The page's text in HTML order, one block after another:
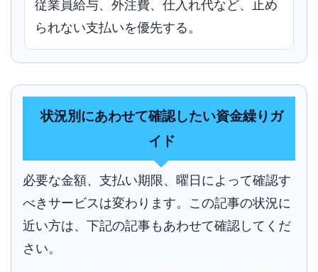
従業員給与、外注費、仕入れ代など、止め
られない支払いを優先する。
状況別にあわせて確認したい資金繰りガ
イド
必要な金額、支払い期限、曜日によって確認す
べきサービスは変わります。この記事の状況に
近い方は、下記の記事もあわせて確認してくだ
さい。